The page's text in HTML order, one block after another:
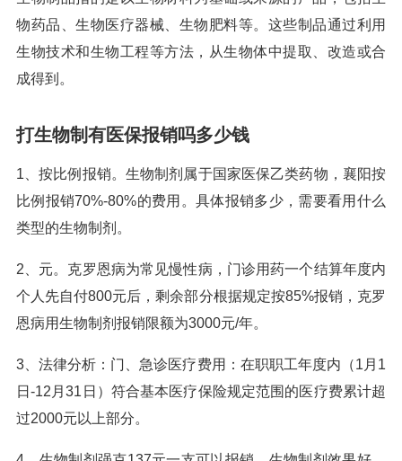
物药品、生物医疗器械、生物肥料等。这些制品通过利用
生物技术和生物工程等方法，从生物体中提取、改造或合
成得到。
打生物制有医保报销吗多少钱
1、按比例报销。生物制剂属于国家医保乙类药物，襄阳按
比例报销70%-80%的费用。具体报销多少，需要看用什么
类型的生物制剂。
2、元。克罗恩病为常见慢性病，门诊用药一个结算年度内
个人先自付800元后，剩余部分根据规定按85%报销，克罗
恩病用生物制剂报销限额为3000元/年。
3、法律分析：门、急诊医疗费用：在职职工年度内（1月1
日-12月31日）符合基本医疗保险规定范围的医疗费累计超
过2000元以上部分。